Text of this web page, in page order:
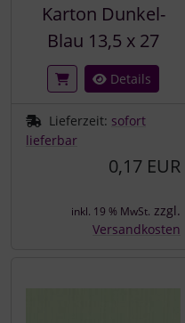
Karton Dunkel-
Blau 13,5 x 27
Details
Lieferzeit: sofort
lieferbar
0,17 EUR
inkl. 19 % MwSt. zzgl.
Versandkosten